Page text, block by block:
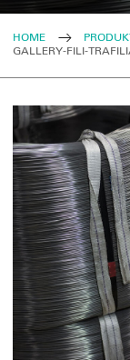
HOME
GALLERY-FILI-